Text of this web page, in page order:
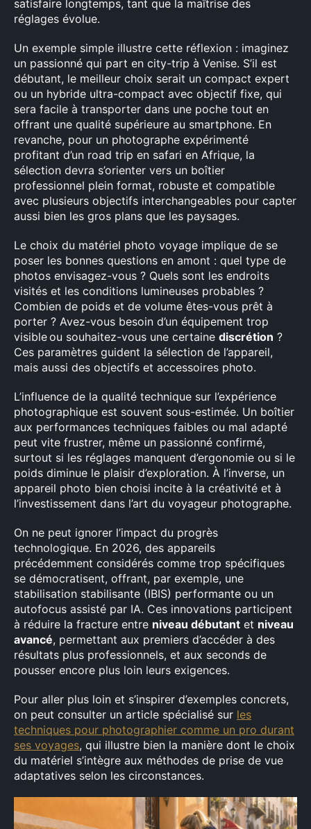
satisfaire longtemps, tant que la maîtrise des
réglages évolue.
Un exemple simple illustre cette réflexion : imaginez
un passionné qui part en city-trip à Venise. S’il est
débutant, le meilleur choix serait un compact expert
ou un hybride ultra-compact avec objectif fixe, qui
sera facile à transporter dans une poche tout en
offrant une qualité supérieure au smartphone. En
revanche, pour un photographe expérimenté
profitant d’un road trip en safari en Afrique, la
sélection devra s’orienter vers un boîtier
professionnel plein format, robuste et compatible
avec plusieurs objectifs interchangeables pour capter
aussi bien les gros plans que les paysages.
Le choix du matériel photo voyage implique de se
poser les bonnes questions en amont : quel type de
photos envisagez-vous ? Quels sont les endroits
visités et les conditions lumineuses probables ?
Combien de poids et de volume êtes-vous prêt à
porter ? Avez-vous besoin d’un équipement trop
visible ou souhaitez-vous une certaine discrétion ?
Ces paramètres guident la sélection de l’appareil,
mais aussi des objectifs et accessoires photo.
L’influence de la qualité technique sur l’expérience
photographique est souvent sous-estimée. Un boîtier
aux performances techniques faibles ou mal adapté
peut vite frustrer, même un passionné confirmé,
surtout si les réglages manquent d’ergonomie ou si le
poids diminue le plaisir d’exploration. À l’inverse, un
appareil photo bien choisi incite à la créativité et à
l’investissement dans l’art du voyageur photographe.
On ne peut ignorer l’impact du progrès
technologique. En 2026, des appareils
précédemment considérés comme trop spécifiques
se démocratisent, offrant, par exemple, une
stabilisation stabilisante (IBIS) performante ou un
autofocus assisté par IA. Ces innovations participent
à réduire la fracture entre niveau débutant et niveau
avancé, permettant aux premiers d’accéder à des
résultats plus professionnels, et aux seconds de
pousser encore plus loin leurs exigences.
Pour aller plus loin et s’inspirer d’exemples concrets,
on peut consulter un article spécialisé sur les
techniques pour photographier comme un pro durant
ses voyages, qui illustre bien la manière dont le choix
du matériel s’intègre aux méthodes de prise de vue
adaptatives selon les circonstances.